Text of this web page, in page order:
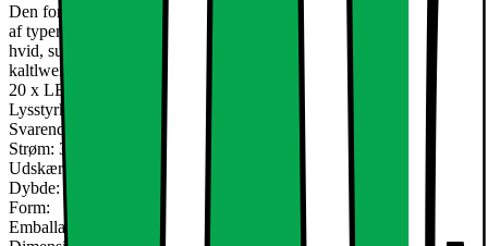
Den forsænkede lys LED med 3W er en ultra-tynd loftsplade lamper
af typen SMD 2835. Den eksisterende aluminium Armaturet har en
hvid, subtil montering. Perfekt til en stilfuld accent dit hjem ved
kaltlweiß glødende lyse pletter.
20 x LED panel omkring 3W
Lysstyrke: 143Lm (kold hvid)
Svarende til Halogen: 25W
Strøm: 3W
Udskæring: 70 mm
Dybde: 15 mm
Form:
Emballage enhed (BxHxL): cm 14x3x10